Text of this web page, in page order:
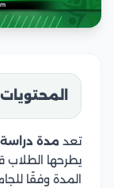
المحتويات
تعد مدة
يطرحها الطلاب
المدة وفقًا